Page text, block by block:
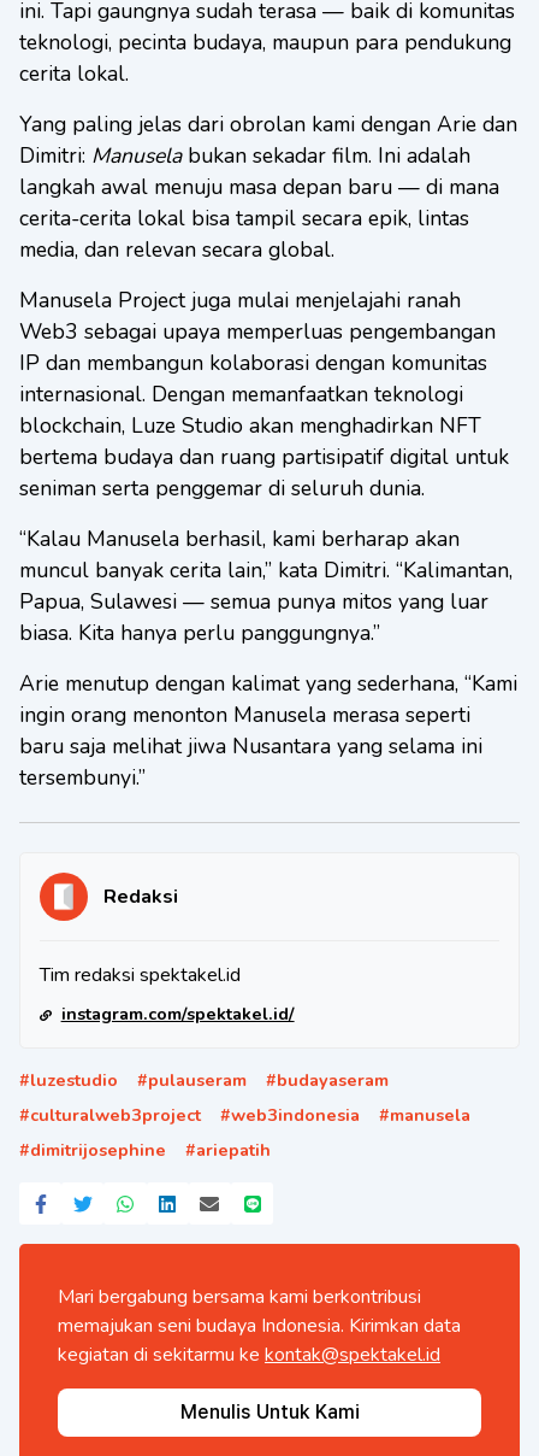
ini. Tapi gaungnya sudah terasa — baik di komunitas
teknologi, pecinta budaya, maupun para pendukung
cerita lokal.
Yang paling jelas dari obrolan kami dengan Arie dan
Dimitri: Manuselabukan sekadar film. Ini adalah
langkah awal menuju masa depan baru — di mana
cerita-cerita lokal bisa tampil secara epik, lintas
media, dan relevan secara global.
Manusela Project juga mulai menjelajahi ranah
Web3 sebagai upaya memperluas pengembangan
IP dan membangun kolaborasi dengan komunitas
internasional. Dengan memanfaatkan teknologi
blockchain, Luze Studio akan menghadirkan NFT
bertema budaya dan ruang partisipatif digital untuk
seniman serta penggemar di seluruh dunia.
“Kalau Manusela berhasil, kami berharap akan
muncul banyak cerita lain,” kata Dimitri. “Kalimantan,
Papua, Sulawesi — semua punya mitos yang luar
biasa. Kita hanya perlu panggungnya.”
Arie menutup dengan kalimat yang sederhana, “Kami
ingin orang menonton Manusela merasa seperti
baru saja melihat jiwa Nusantara yang selama ini
tersembunyi.”
Redaksi
Tim redaksi spektakel.id
instagram.com/spektakel.id/
#luzestudio #pulauseram #budayaseram
#culturalweb3project #web3indonesia #manusela
#dimitrijosephine #ariepatih
Mari bergabung bersama kami berkontribusi
memajukan seni budaya Indonesia. Kirimkan data
kegiatan di sekitarmu ke kontak@spektakel.id
Menulis Untuk Kami